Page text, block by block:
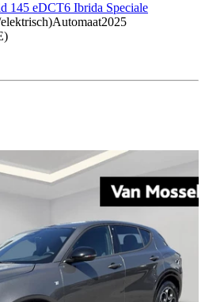
145 eDCT6 Ibrida Speciale
Automaat2025